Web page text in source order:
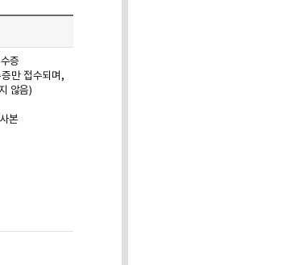
증
만 접수되며,
않음)
본